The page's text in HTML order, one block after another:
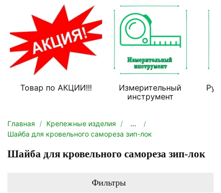
Товар по АКЦИИ!!!
Измерительный
инструмент
Главная Крепежные изделия
...
Шайба для кровельного самореза зип-лок
Шайба для кровельного самореза зип-лок
Фильтры